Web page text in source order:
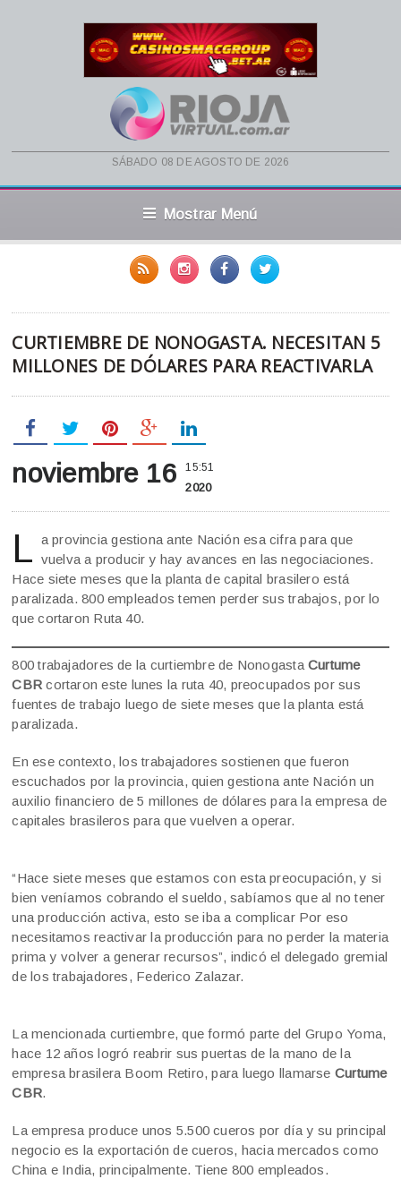
sábado 08 de agosto de 2026
Mostrar Menú
CURTIEMBRE DE NONOGASTA. NECESITAN 5
MILLONES DE DÓLARES PARA REACTIVARLA
noviembre 16 15:51
2020
L a provincia gestiona ante Nación esa cifra para que
vuelva a producir y hay avances en las negociaciones.
Hace siete meses que la planta de capital brasilero está
paralizada. 800 empleados temen perder sus trabajos, por lo
que cortaron Ruta 40.
800 trabajadores de la curtiembre de NonogastaCurtume
CBR cortaron este lunes la ruta 40, preocupados por sus
fuentes de trabajo luego de siete meses que la planta está
paralizada.
En ese contexto, los trabajadores sostienen que fueron
escuchados por la provincia, quien gestiona ante Nación un
auxilio financiero de 5 millones de dólares para la empresa de
capitales brasileros para que vuelven a operar.
“Hace siete meses que estamos con esta preocupación, y si
bien veníamos cobrando el sueldo, sabíamos que al no tener
una producción activa, esto se iba a complicar Por eso
necesitamos reactivar la producción para no perder la materia
prima y volver a generar recursos”, indicó el delegado gremial
de los trabajadores, Federico Zalazar.
La mencionada curtiembre, que formó parte del Grupo Yoma,
hace 12 años logró reabrir sus puertas de la mano de la
empresa brasilera Boom Retiro, para luego llamarse Curtume
CBR.
La empresa produce unos 5.500 cueros por día y su principal
negocio es la exportación de cueros, hacia mercados como
China e India, principalmente. Tiene 800 empleados.